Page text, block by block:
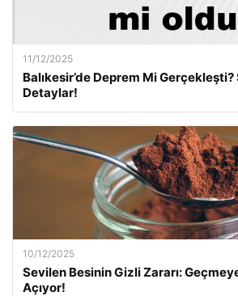
11/12/2025
Balıkesir’de Deprem Mi
Detaylar!
10/12/2025
Sevilen Besinin Gizli Zararı:
Açıyor!